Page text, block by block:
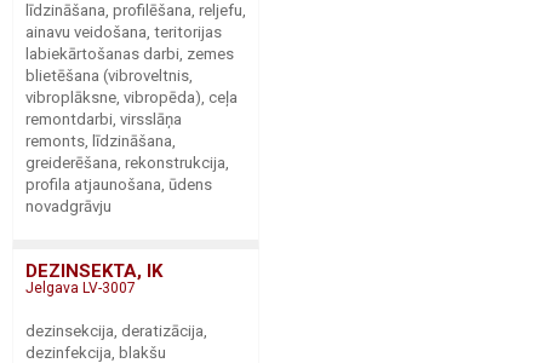
līdzināšana, profilēšana, reljefu,
ainavu veidošana, teritorijas
labiekārtošanas darbi, zemes
blietēšana (vibroveltnis,
vibroplāksne, vibropēda), ceļa
remontdarbi, virsslāņa
remonts, līdzināšana,
greiderēšana, rekonstrukcija,
profila atjaunošana, ūdens
novadgrāvju
DEZINSEKTA, IK
Jelgava LV-3007
dezinsekcija, deratizācija,
dezinfekcija, blakšu